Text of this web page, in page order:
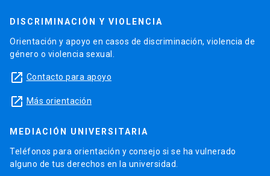
DISCRIMINACIÓN Y VIOLENCIA
Orientación y apoyo en casos de discriminación, violencia de
género o violencia sexual.
launch Contacto para apoyo
launch Más orientación
MEDIACIÓN UNIVERSITARIA
Teléfonos para orientación y consejo si se ha vulnerado
alguno de tus derechos en la universidad.